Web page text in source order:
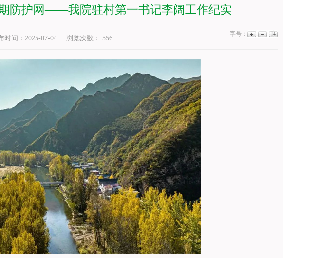
防护网——我院驻村第一书记李阔工作纪实
时间：2025-07-04 浏览次数： 556
字号：